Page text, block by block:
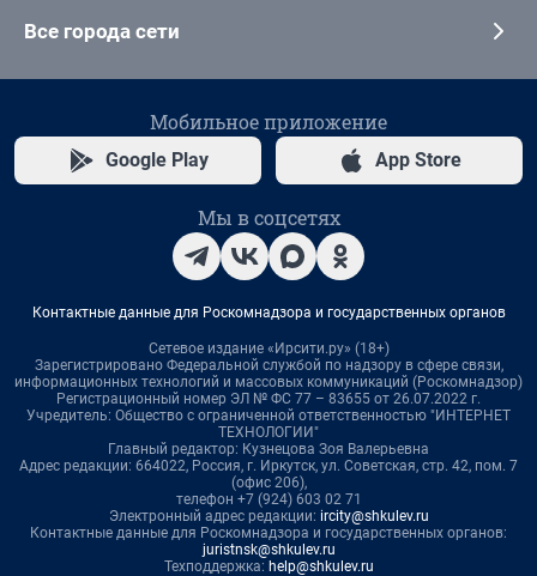
Все города сети
Мобильное приложение
Google Play App Store
Мы в соцсетях
Контактные данные для Роскомнадзора и государственных органов
Сетевое издание «Ирсити.ру» (18+)
Зарегистрировано Федеральной службой по надзору в сфере связи,
информационных технологий и массовых коммуникаций (Роскомнадзор)
Регистрационный номер ЭЛ № ФС 77 – 83655 от 26.07.2022 г.
Учредитель: Общество с ограниченной ответственностью "ИНТЕРНЕТ
ТЕХНОЛОГИИ"
Главный редактор: Кузнецова Зоя Валерьевна
Адрес редакции: 664022, Россия, г. Иркутск, ул. Советская, стр. 42, пом. 7
(офис 206),
телефон +7 (924) 603 02 71
Электронный адрес редакции: ircity@shkulev.ru
Контактные данные для Роскомнадзора и государственных органов:
juristnsk@shkulev.ru
Техподдержка: help@shkulev.ru